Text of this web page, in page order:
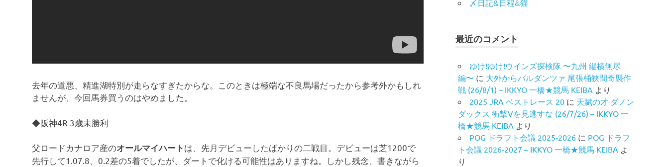
去年の道悪、精進湖特別が走らなすぎたからな。このときは極端な不良馬場だったから参考外かもしれ
ませんが、今回馬券買うのはやめました。
◆阪神4R 3歳未勝利
父ロードカナロア産のオールマイハートは、先月デビューしたばかりの二戦目。デビューは芝1200で
先行して1.07.8、0.2差の5着でしたが、ダートで化ける可能性はありますね。しかし残念、書きながら
〆日記&日程&猫
最近のコメント
ゆけ!ゆけ!ウインズ探検隊 〜九州 縦横無尽
編〜 に 大外からバルダンツァ 尾張桶狭間奇襲作
戦 (26/8/1) – IKKYO 一橋★競馬 KEIBA より
2025 JRA ベストレース 20 に 天賦の才 ダノン
ダックス 衝撃Vを見逃すな (26/7/26) – IKKYO 一
橋★競馬 KEIBA より
POG ドラフト会議 2025-2026 に POG ドラフ
ト会議 2026-2027 – IKKYO 一橋★競馬 KEIBA よ
り